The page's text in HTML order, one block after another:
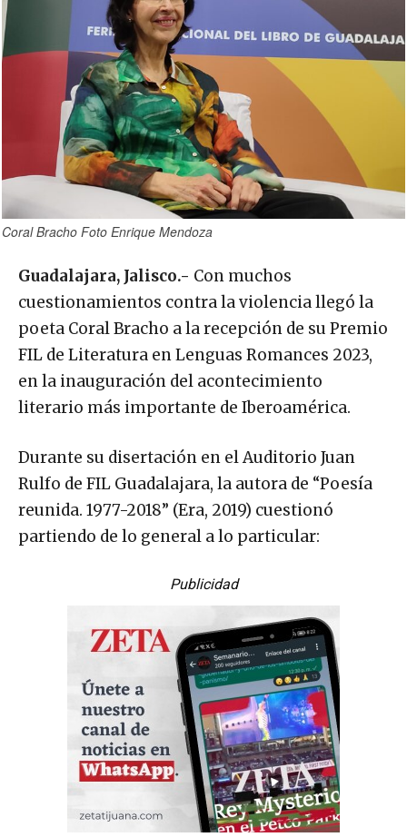
Coral Bracho Foto Enrique Mendoza
Guadalajara, Jalisco.- Con muchos
cuestionamientos contra la violencia llegó la
poeta Coral Bracho a la recepción de su Premio
FIL de Literatura en Lenguas Romances 2023,
en la inauguración del acontecimiento
literario más importante de Iberoamérica.
Durante su disertación en el Auditorio Juan
Rulfo de FIL Guadalajara, la autora de “Poesía
reunida. 1977-2018” (Era, 2019) cuestionó
partiendo de lo general a lo particular:
Publicidad